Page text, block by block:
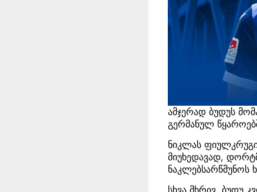
ამჯერად ბუდუს
გერმანულ
ნიკლას
მიუხედავად,
ნაკლებსარწმუნოს